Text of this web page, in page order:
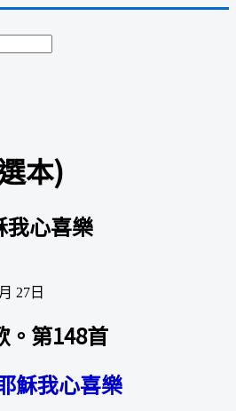
本)
我心喜樂
27日
。第148首
穌我心喜樂